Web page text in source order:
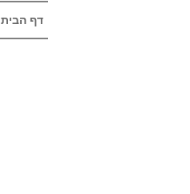
דף הבית